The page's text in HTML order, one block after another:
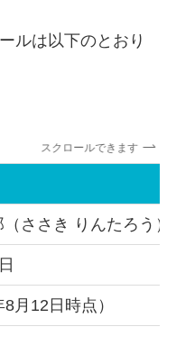
ルは以下のとおり
スクロールできます
ささき りんたろう）
月12日時点）